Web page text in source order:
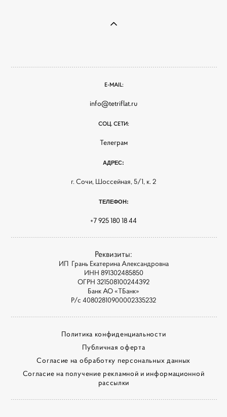
E-MAIL:
info@tetriflat.ru
СОЦ. СЕТИ:
Телеграм
АДРЕС:
г. Сочи, Шоссейная, 5/1, к. 2
ТЕЛЕФОН:
+7 925 180 18 44
Реквизиты:
ИП Грань Екатерина Александровна
ИНН 891302485850
ОГРН 321508100244392
Банк АО «ТБанк»
Р/с 40802810900002335232
Политика конфиденциальности
Публичная оферта
Согласие на обработку персональных данных
Согласие на получение рекламной и информационной
рассылки